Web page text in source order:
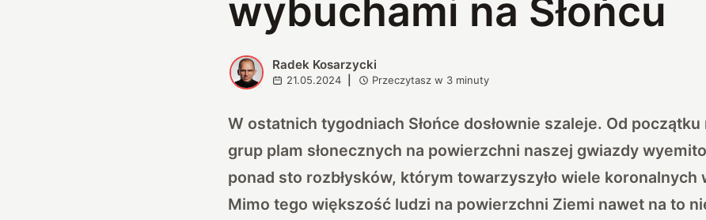
wybuchami na Słońcu
R Radek Kosarzycki
21.05.2024 Przeczytasz w 3 minuty
W ostatnich tygodniach Słońce dosłownie szaleje. Od
grup plam słonecznych na powierzchni naszej gwiazdy
ponad sto rozbłysków, którym towarzyszyło wiele koronalnych
Mimo tego większość ludzi na powierzchni Ziemi nawet na to